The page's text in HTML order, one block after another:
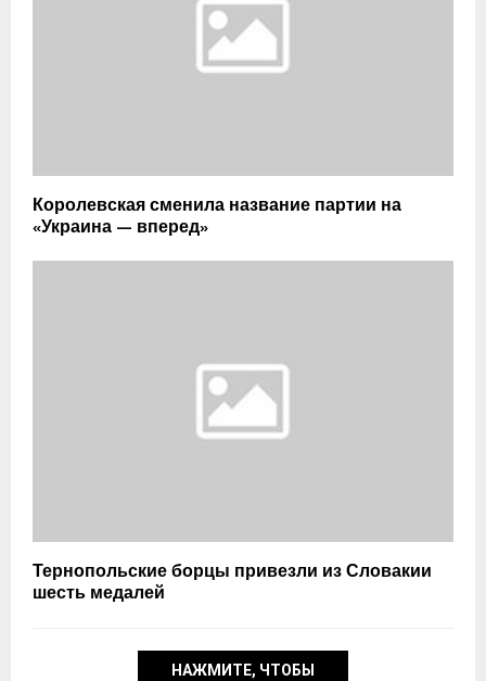
Королевская сменила название партии на
«Украина — вперед»
Тернопольские борцы привезли из Словакии
шесть медалей
НАЖМИТЕ, ЧТОБЫ